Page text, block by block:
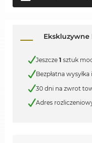
Jeszcze1 sztuk
Bezpłatna
30 dni na zwrot
Adres